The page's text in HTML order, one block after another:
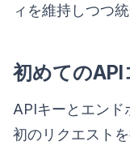
ィを維持しつつ
初めてのAPI
APIキーとエンド
初のリクエスト